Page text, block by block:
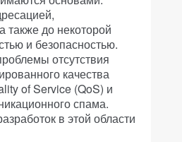
также до некоторой
и безопасностью.
отсутствия
качества
of Service (QoS) и
спама.
в этой области